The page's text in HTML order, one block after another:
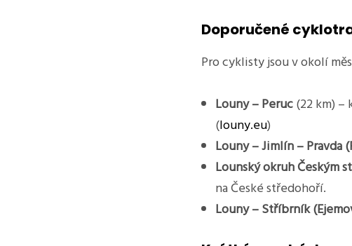
Doporučené
Pro cyklisty jsou v okolí
Louny – Peruc(22 km) –
(louny.eu)
Louny – Jimlín – Pravda
Lounský okruh Českým
na České středohoří.
Louny – Stříbrník